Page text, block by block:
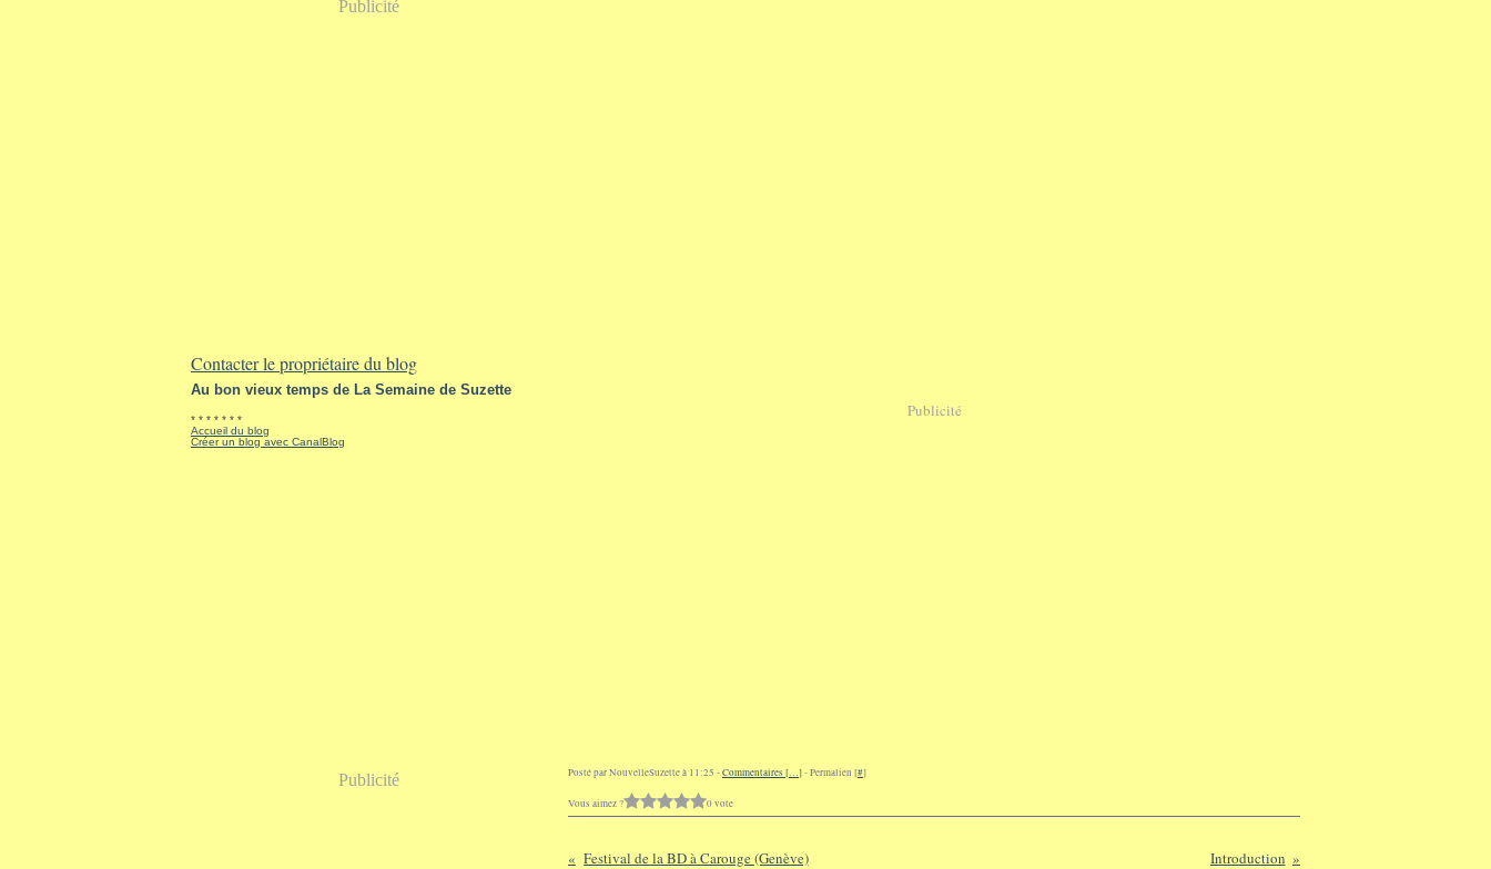
Publicité
Contacter le propriétaire du blog
Au bon vieux temps de La Semaine de Suzette
* * * * * * *
Accueil du blog
Créer un blog avec CanalBlog
Publicité
Publicité
Posté par NouvelleSuzette à 11:25 -Commentaires […]- Permalien [#]
Vous aimez ? 0 vote
Festival de la BD à Carouge (Genève) Introduction